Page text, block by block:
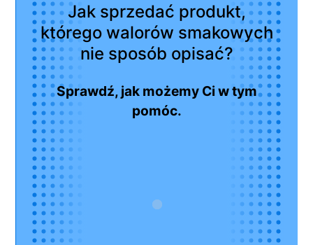
Jak sprzedać produkt,
którego walorów smakowych
nie sposób opisać?
Sprawdź, jak możemy Ci w tym
pomóc.